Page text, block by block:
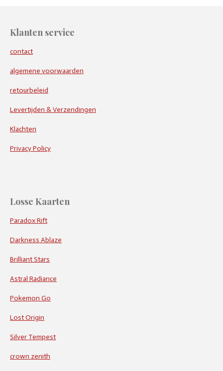
Klanten service
contact
algemene voorwaarden
retourbeleid
Levertijden & Verzendingen
Klachten
Privacy Policy
Losse Kaarten
Paradox Rift
Darkness Ablaze
Brilliant Stars
Astral Radiance
Pokemon Go
Lost Origin
Silver Tempest
crown zenith